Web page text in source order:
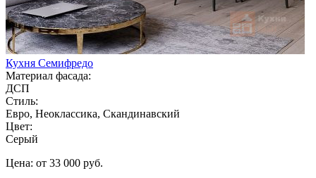
Кухня Семифредо
Материал фасада:
ДСП
Стиль:
Евро, Неоклассика, Скандинавский
Цвет:
Серый
Цена: от 33 000 руб.